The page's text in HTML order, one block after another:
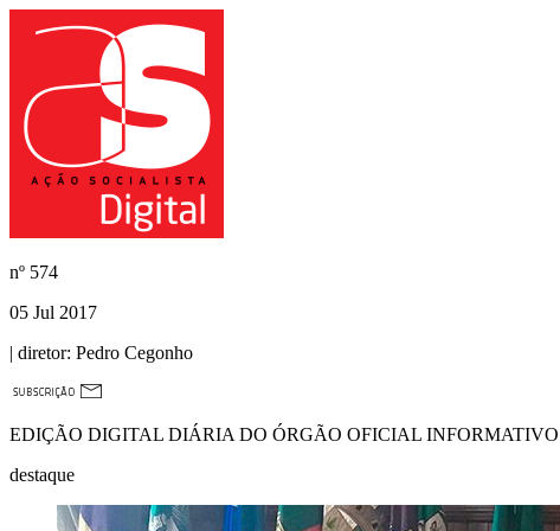
nº 574
05 Jul 2017
| diretor: Pedro Cegonho
EDIÇÃO DIGITAL DIÁRIA DO ÓRGÃO OFICIAL
destaque